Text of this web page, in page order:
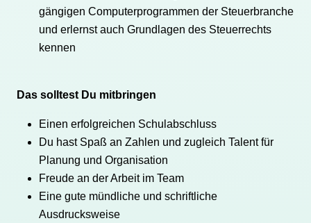
gängigen Computerprogrammen der Steuerbranche
und erlernst auch Grundlagen des Steuerrechts
kennen
Das solltest Du mitbringen
Einen erfolgreichen Schulabschluss
Du hast Spaß an Zahlen und zugleich Talent für
Planung und Organisation
Freude an der Arbeit im Team
Eine gute mündliche und schriftliche
Ausdrucksweise